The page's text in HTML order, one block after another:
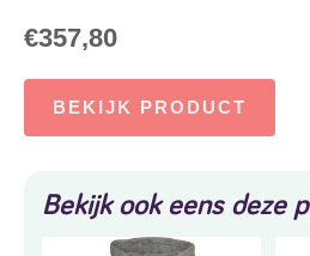
€357,80
BEKIJK PRODUCT
Bekijk ook eens deze